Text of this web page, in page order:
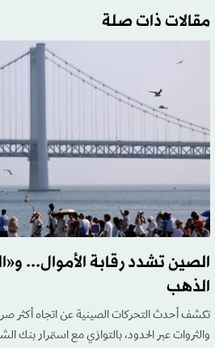
مقالات ذات صلة
الصين تشدد رقابة الأموال...
الذهب
تكشف أحدث التحركات الصينية عن اتجاه أكثر
والثروات عبر الحدود، بالتوازي مع استمرار بنك